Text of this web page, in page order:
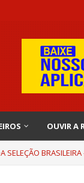
OUVIR A
SELEÇÃO